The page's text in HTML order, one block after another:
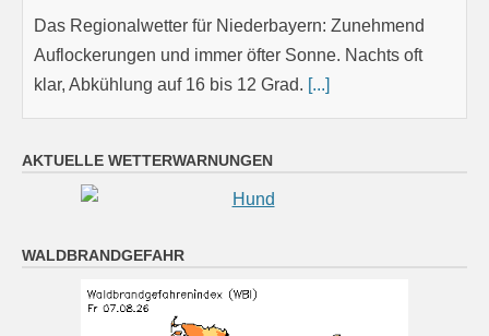
Das Regionalwetter für Niederbayern: Zunehmend
Auflockerungen und immer öfter Sonne. Nachts oft
klar, Abkühlung auf 16 bis 12 Grad. [...]
klar, Abkühlung auf 14 bis 9 Grad.
7 August 2026
[...]
AKTUELLE WETTERWARNUNGEN
WALDBRANDGEFAHR